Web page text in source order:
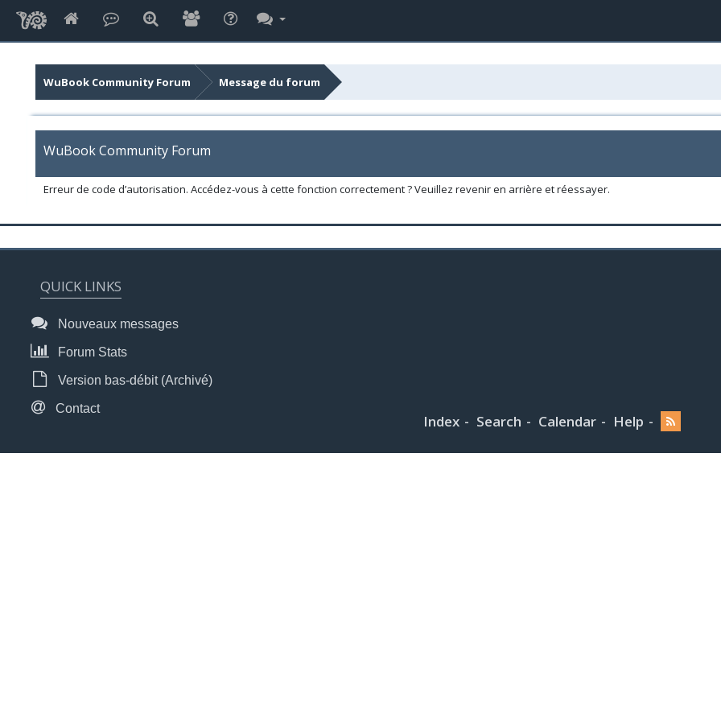
WuBook Community Forum Message du forum
WuBook Community Forum
Erreur de code d’autorisation. Accédez-vous à cette fonction correctement ? Veuillez revenir en arrière et réessayer.
QUICK LINKS
Nouveaux messages
Forum Stats
Version bas-débit (Archivé)
Contact
Index Search Calendar Help